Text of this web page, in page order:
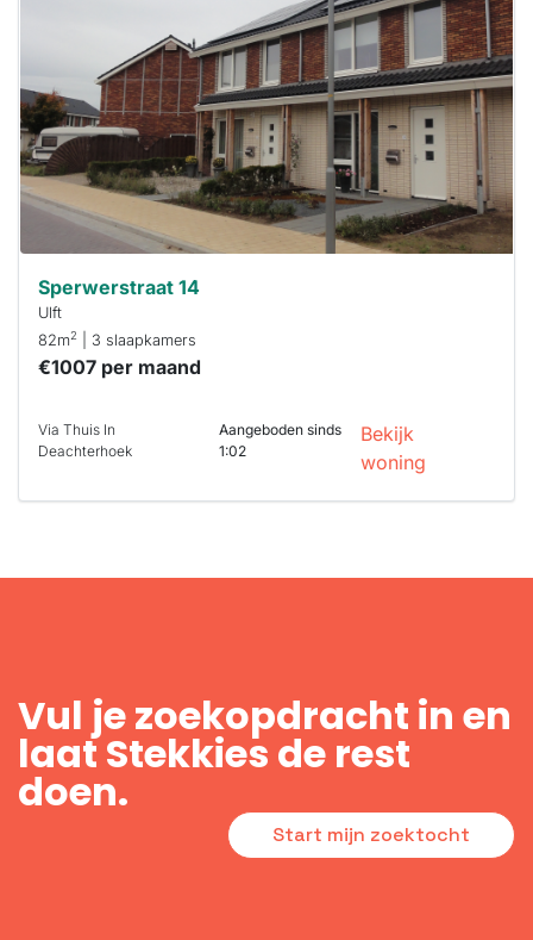
maken moet je
binnen 15
minuten
reageren.
Stekkies helpt
je hierbij!
Sperwerstraat 14
Ulft
82m2 | 3 slaapkamers
€1007 per maand
Via Thuis In
Deachterhoek
Aangeboden sinds
1:02
Bekijk
woning
Vul je zoekopdracht in en
laat Stekkies de rest
doen.
Start mijn zoektocht